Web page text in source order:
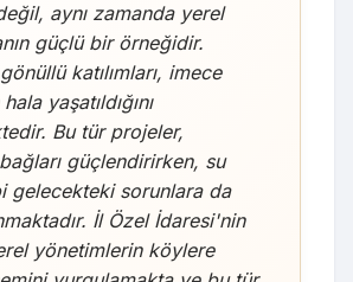
aynı zamanda yerel
güçlü bir örneğidir.
katılımları, imece
yaşatıldığını
Bu tür projeler,
güçlendirirken, su
gelecekteki sorunlara da
İl Özel İdaresi'nin
yönetimlerin köylere